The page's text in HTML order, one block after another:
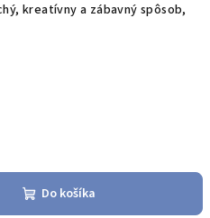
kreatívny a zábavný spôsob,
Do košíka